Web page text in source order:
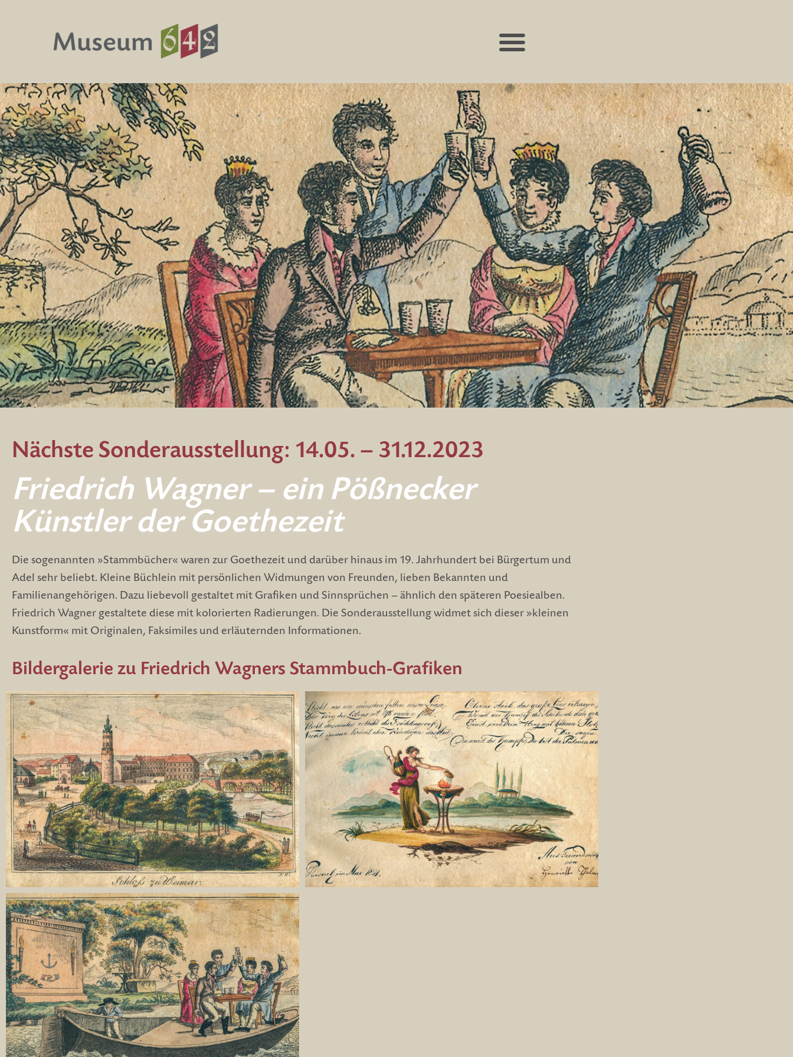
Friedrich Wagner – Pößnecker
Künstler der Goethezeit
Nächste Sonderausstellung: 14.05. – 31.12.2023
Friedrich Wagner – ein Pößnecker
Künstler der Goethezeit
Die sogenannten »Stammbücher« waren zur Goethezeit und darüber hinaus im 19. Jahrhundert bei Bürgertum und
Adel sehr beliebt. Kleine Büchlein mit persönlichen Widmungen von Freunden, lieben Bekannten und
Familienangehörigen. Dazu liebevoll gestaltet mit Grafiken und Sinnsprüchen – ähnlich den späteren Poesiealben.
Friedrich Wagner gestaltete diese mit kolorierten Radierungen. Die Sonderausstellung widmet sich dieser »kleinen
Kunstform« mit Originalen, Faksimiles und erläuternden Informationen.
Bildergalerie zu Friedrich Wagners Stammbuch-Grafiken